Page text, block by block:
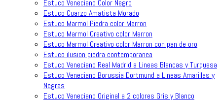
Estuco Veneciano Color Negro
Estuco Cuarzo Amatista Morado
Estuco Marmol Piedra color Marron
Estuco Marmol Creativo color Marron
Estuco Marmol Creativo color Marron con pan de oro
Estuco ilusion piedra contemporanea
Estuco Veneciano Real Madrid a Lineas Blancas y Turquesa
Estuco Veneciano Borussia Dortmund a Lineas Amarillas y
Negras
Estuco Veneciano Original a 2 colores Gris y Blanco